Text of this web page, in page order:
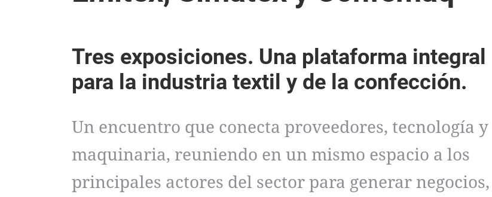
Tres exposiciones. Una plataforma integral
para la industria textil y de la confección.
Un encuentro que conecta proveedores, tecnología y
maquinaria, reuniendo en un mismo espacio a los
principales actores del sector para generar negocios,